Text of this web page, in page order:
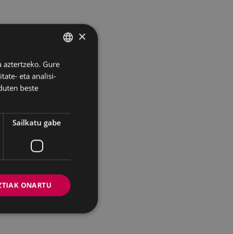
BASQUE
SPANISH
×
Gure
eta analisi-
beste
Sailkatu gabe
ONARTU